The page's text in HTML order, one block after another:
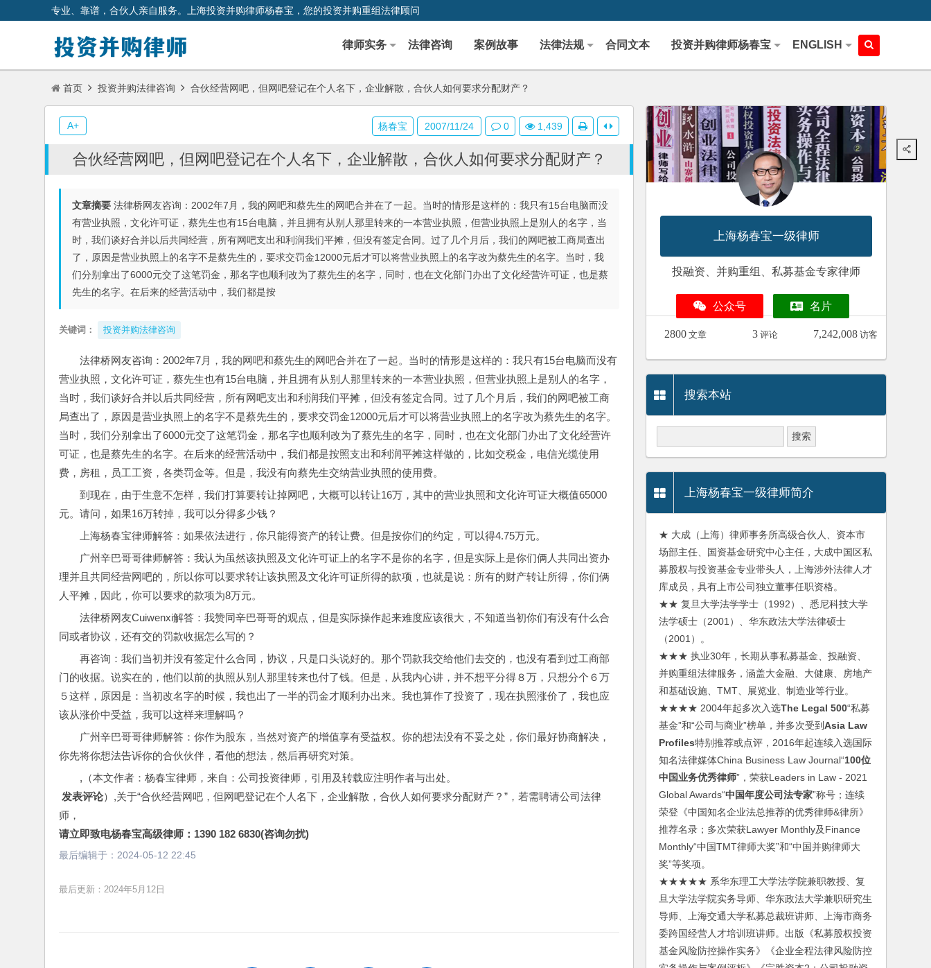
专业、靠谱，合伙人亲自服务。上海投资并购律师杨春宝，您的投资并购重组法律顾问
律师实务 法律咨询 案例故事 法律法规 合同文本 投资并购律师杨春宝 ENGLISH
首页 投资并购法律咨询 合伙经营网吧，但网吧登记在个人名下，企业解散，合伙人如何要求分配财产？
合伙经营网吧，但网吧登记在个人名下，企业解散，合伙人如何要求分配财产？
文章摘要 法律桥网友咨询：2002年7月，我的网吧和蔡先生的网吧合并在了一起。当时的情形是这样的：我只有15台电脑而没
有营业执照，文化许可证，蔡先生也有15台电脑，并且拥有从别人那里转来的一本营业执照，但营业执照上是别人的名字，当
时，我们谈好合并以后共同经营，所有网吧支出和利润我们平摊，但没有签定合同。过了几个月后，我们的网吧被工商局查出
了，原因是营业执照上的名字不是蔡先生的，要求交罚金12000元后才可以将营业执照上的名字改为蔡先生的名字。当时，我
们分别拿出了6000元交了这笔罚金，那名字也顺利改为了蔡先生的名字，同时，也在文化部门办出了文化经营许可证，也是蔡
先生的名字。在后来的经营活动中，我们都是按
关键词： 投资并购法律咨询
法律桥网友咨询：2002年7月，我的网吧和蔡先生的网吧合并在了一起。当时的情形是这样的：我只有15台电脑而没有
营业执照，文化许可证，蔡先生也有15台电脑，并且拥有从别人那里转来的一本营业执照，但营业执照上是别人的名字，
当时，我们谈好合并以后共同经营，所有网吧支出和利润我们平摊，但没有签定合同。过了几个月后，我们的网吧被工商
局查出了，原因是营业执照上的名字不是蔡先生的，要求交罚金12000元后才可以将营业执照上的名字改为蔡先生的名字。
当时，我们分别拿出了6000元交了这笔罚金，那名字也顺利改为了蔡先生的名字，同时，也在文化部门办出了文化经营许
可证，也是蔡先生的名字。在后来的经营活动中，我们都是按照支出和利润平摊这样做的，比如交税金，电信光缆使用
费，房租，员工工资，各类罚金等。但是，我没有向蔡先生交纳营业执照的使用费。
到现在，由于生意不怎样，我们打算要转让掉网吧，大概可以转让16万，其中的营业执照和文化许可证大概值65000
元。请问，如果16万转掉，我可以分得多少钱？
上海杨春宝律师解答：如果依法进行，你只能得资产的转让费。但是按你们的约定，可以得4.75万元。
广州辛巴哥哥律师解答：我认为虽然该执照及文化许可证上的名字不是你的名字，但是实际上是你们俩人共同出资办
理并且共同经营网吧的，所以你可以要求转让该执照及文化许可证所得的款项，也就是说：所有的财产转让所得，你们俩
人平摊，因此，你可以要求的款项为8万元。
法律桥网友Cuiwenxi解答：我赞同辛巴哥哥的观点，但是实际操作起来难度应该很大，不知道当初你们有没有什么合
同或者协议，还有交的罚款收据怎么写的？
再咨询：我们当初并没有签定什么合同，协议，只是口头说好的。那个罚款我交给他们去交的，也没有看到过工商部
门的收据。说实在的，他们以前的执照从别人那里转来也付了钱。但是，从我内心讲，并不想平分得８万，只想分个６万
５这样，原因是：当初改名字的时候，我也出了一半的罚金才顺利办出来。我也算作了投资了，现在执照涨价了，我也应
该从涨价中受益，我可以这样来理解吗？
广州辛巴哥哥律师解答：你作为股东，当然对资产的增值享有受益权。你的想法没有不妥之处，你们最好协商解决，
你先将你想法告诉你的合伙伙伴，看他的想法，然后再研究对策。
,（本文作者：杨春宝律师，来自：公司投资律师，引用及转载应注明作者与出处。
发表评论）,关于“合伙经营网吧，但网吧登记在个人名下，企业解散，合伙人如何要求分配财产？”，若需聘请公司法律
师，
请立即致电杨春宝高级律师：1390 182 6830(咨询勿扰)
最后编辑于： 2024-05-12 22:45
最后更新：2024年5月12日
杨春宝 2007/11/24 0 1,439
A+
上海杨春宝一级律师
投融资、并购重组、私募基金专家律师
公众号 名片
2800 文章 3 评论 7,242,008 访客
搜索本站
上海杨春宝一级律师简介
★ 大成（上海）律师事务所高级合伙人、资本市
场部主任、国资基金研究中心主任，大成中国区私
募股权与投资基金专业带头人，上海涉外法律人才
库成员，具有上市公司独立董事任职资格。
★★ 复旦大学法学学士（1992）、悉尼科技大学
法学硕士（2001）、华东政法大学法律硕士
（2001）。
★★★ 执业30年，长期从事私募基金、投融资、
并购重组法律服务，涵盖大金融、大健康、房地产
和基础设施、TMT、展览业、制造业等行业。
★★★★ 2004年起多次入选The Legal 500“私募
基金”和“公司与商业”榜单，并多次受到Asia Law
Profiles特别推荐或点评，2016年起连续入选国际
知名法律媒体China Business Law Journal“100位
中国业务优秀律师”，荣获Leaders in Law - 2021
Global Awards“中国年度公司法专家”称号；连续
荣登《中国知名企业法总推荐的优秀律师&律所》
推荐名录；多次荣获Lawyer Monthly及Finance
Monthly“中国TMT律师大奖”和“中国并购律师大
奖”等奖项。
★★★★★ 系华东理工大学法学院兼职教授、复
旦大学法学院实务导师、华东政法大学兼职研究生
导师、上海交通大学私募总裁班讲师、上海市商务
委跨国经营人才培训班讲师。出版《私募股权投资
基金风险防控操作实务》《企业全程法律风险防控